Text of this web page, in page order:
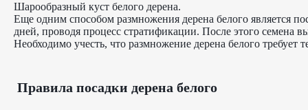
Шарообразный куст белого дерена.
Еще одним способом размножения дерена белого является
дней, проводя процесс стратификации. После этого семена
Необходимо учесть, что размножение дерена белого
Правила посадки дерена белого